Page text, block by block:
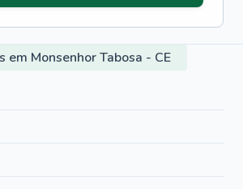
em Monsenhor Tabosa - CE